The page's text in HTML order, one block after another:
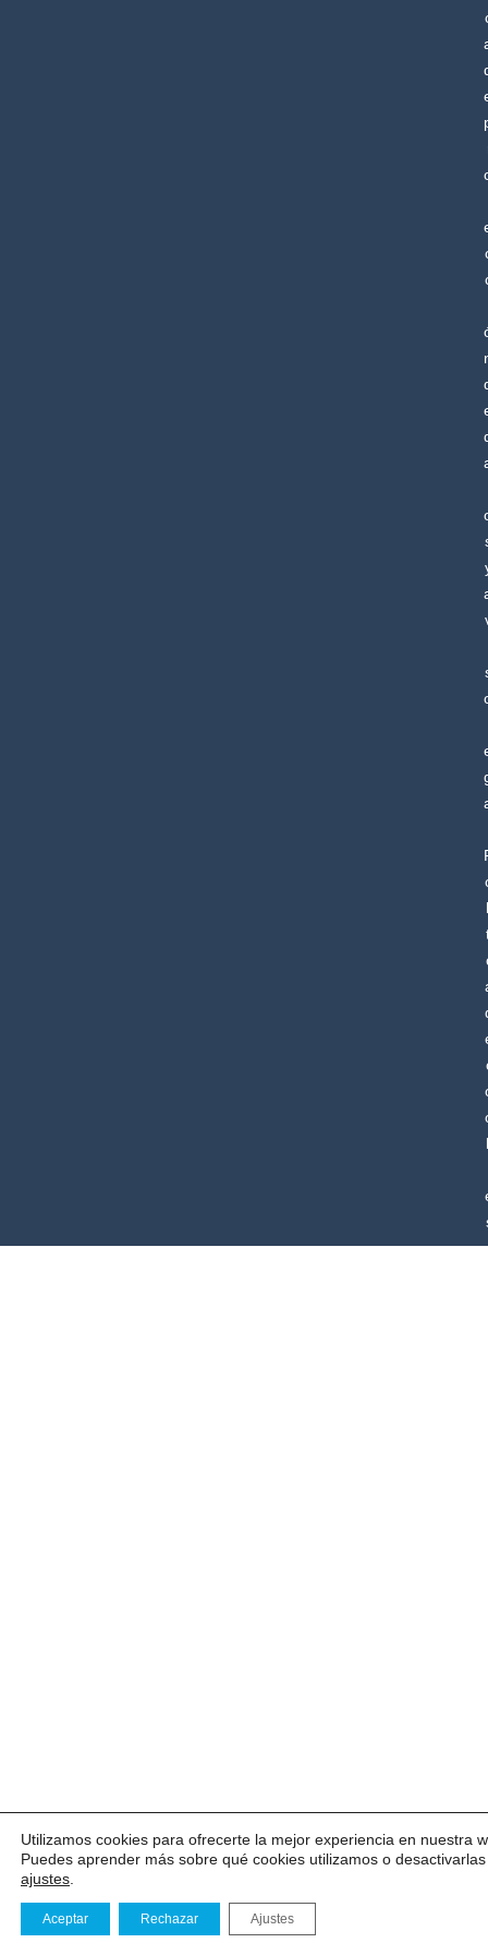
Utilizamos cookies para ofrecerte la mejor experiencia en nuestra
Puedes aprender más sobre qué cookies utilizamos o
ajustes
Aceptar Rechazar Ajustes